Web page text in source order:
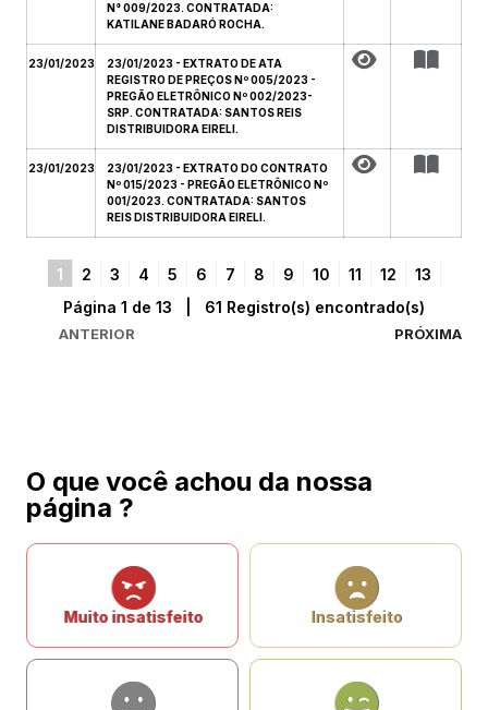
N° 009/2023. CONTRATADA:
KATILANE BADARÓ ROCHA.
23/01/2023
23/01/2023 - EXTRATO DE ATA
REGISTRO DE PREÇOS Nº 005/2023 -
PREGÃO ELETRÔNICO Nº 002/2023-
SRP. CONTRATADA: SANTOS REIS
DISTRIBUIDORA EIRELI.
23/01/2023
23/01/2023 - EXTRATO DO CONTRATO
Nº 015/2023 - PREGÃO ELETRÔNICO Nº
001/2023. CONTRATADA: SANTOS
REIS DISTRIBUIDORA EIRELI.
1 2 3 4 5 6 7 8 9 10 11 12 13
ANTERIOR
Página 1 de 13 | 61 Registro(s) encontrado(s)
PRÓXIMA
O que você achou da nossa
página ?
Muito insatisfeito Insatisfeito